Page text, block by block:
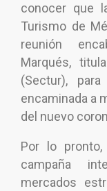
conocer que
Turismo de
reunión
Marqués,
(Sectur),
encaminada a
del nuevo
Por lo
campaña
mercados